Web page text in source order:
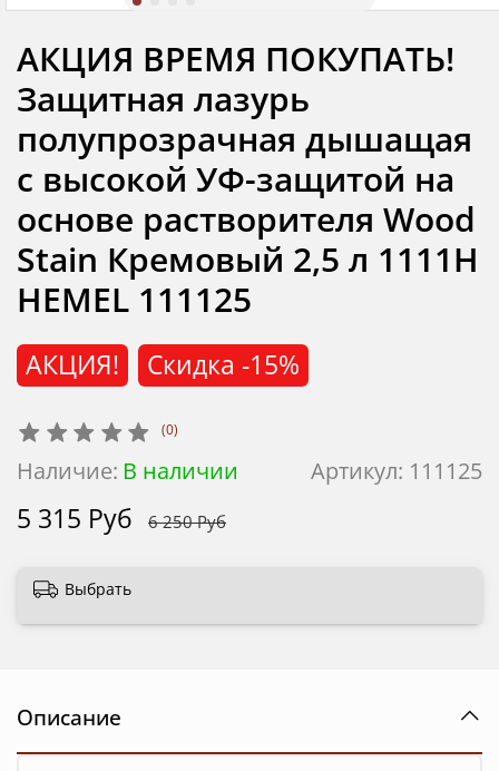
(0)
Артикул: 111125
Наличие: В наличии
АКЦИЯ! Скидка -15%
АКЦИЯ ВРЕМЯ ПОКУПАТЬ!
Защитная лазурь
полупрозрачная дышащая
с высокой УФ-защитой на
основе растворителя Wood
Stain Кремовый 2,5 л 1111H
HEMEL 111125
5 315 Руб 6 250 Руб
Выбрать
Описание